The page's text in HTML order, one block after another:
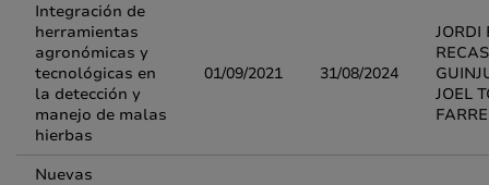
Integración de
herramientas
agronómicas y
tecnológicas en
la detección y
manejo de malas
hierbas
01/09/2021 31/08/2024
JORDI
JOEL
FARRE
Nuevas